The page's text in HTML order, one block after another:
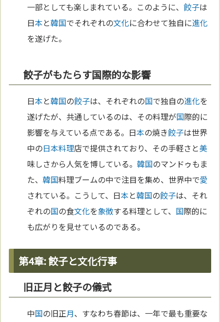
一部としても楽しまれている。このように、餃子は
日本と韓国でそれぞれの文化に合わせて独自に進化
を遂げた。
餃子がもたらす国際的な影響
日本と韓国の餃子は、それぞれの国で独自の進化を
遂げたが、共通しているのは、その料理が国際的に
影響を与えている点である。日本の焼き餃子は世界
中の日本料理店で提供されており、その手軽さと美
味しさから人気を博している。韓国のマンドゥもま
た、韓国料理ブームの中で注目を集め、世界中で愛
されている。こうして、日本と韓国の餃子は、それ
ぞれの国の食文化を象徴する料理として、 国際的に
も広がりを見せているのである。
第4章: 餃子と文化行事
旧正月と餃子の儀式
中国の旧正月、すなわち春節は、一年で最も重要な